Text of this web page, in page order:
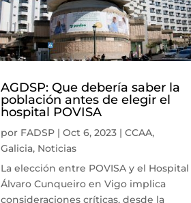
AGDSP: Que debería saber la
población antes de elegir el
hospital POVISA
por FADSP |Oct 6, 2023 |CCAA,
Galicia, Noticias
La elección entre POVISA y el Hospital
Álvaro Cunqueiro en Vigo implica
consideraciones críticas, desde la